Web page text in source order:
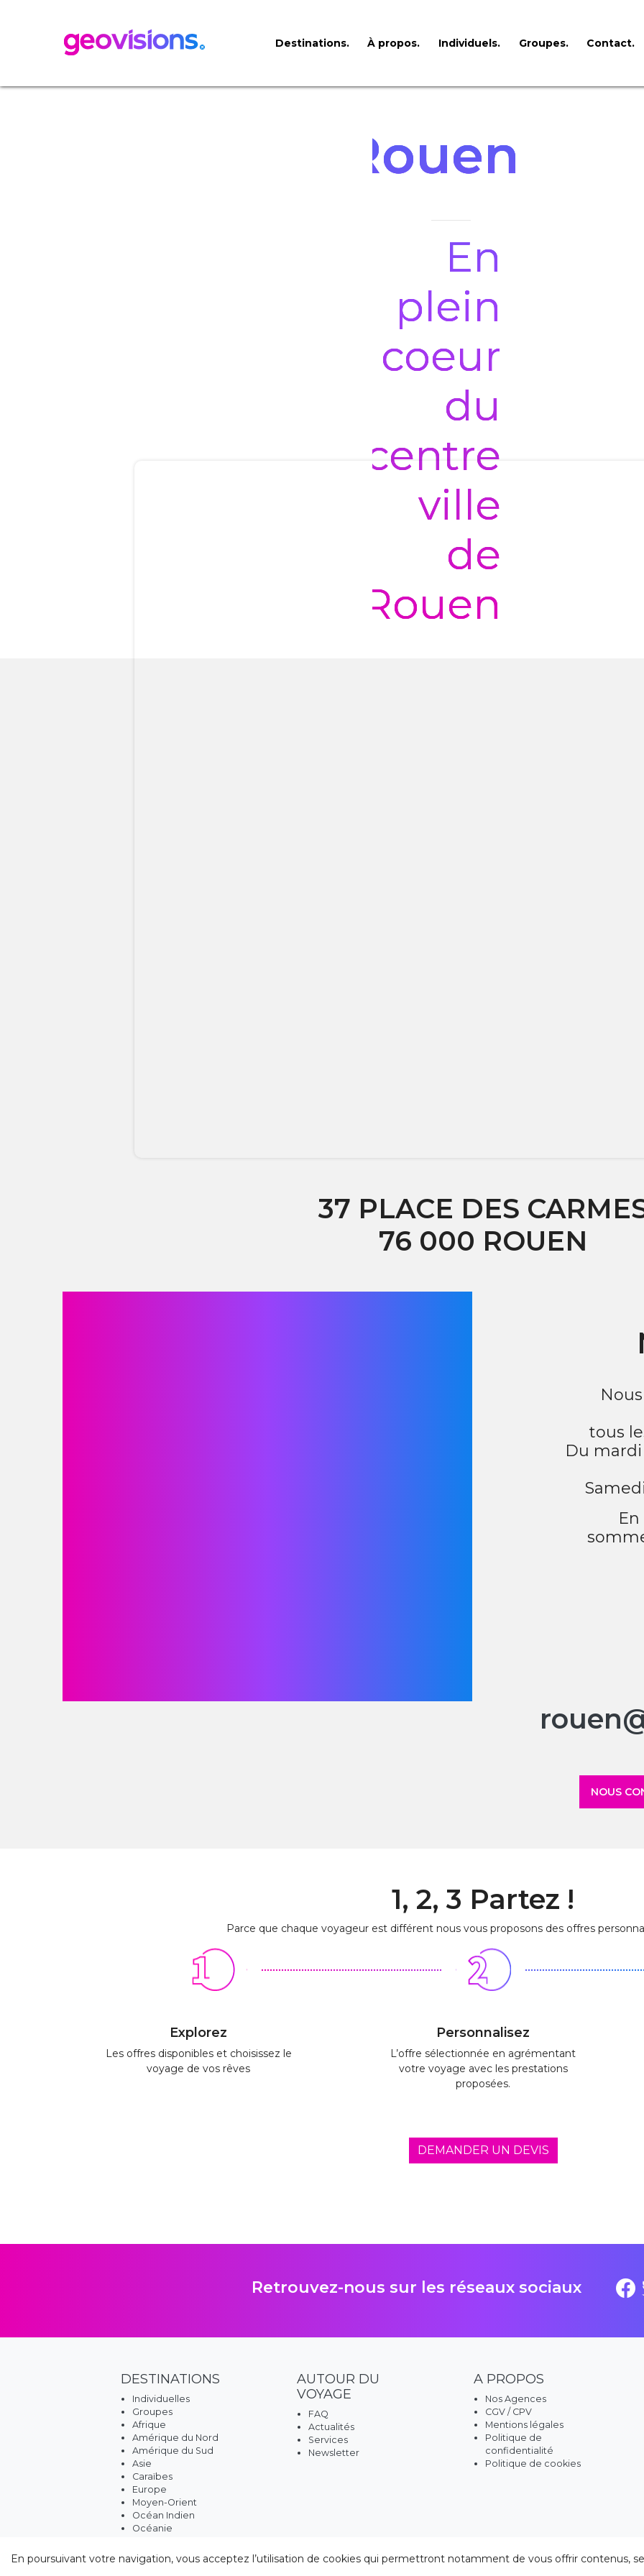
Destinations. À propos. Individuels. Groupes. Contact.
Rouen
En
plein
coeur
du
centre
ville
de
Rouen
37 PLACE DES
76 000 ROUEN
tous
Du
NOUS
1, 2, 3 Partez !
Parce que chaque voyageur est différent nous vous proposons des offres
Explorez
Les offres disponibles et choisissez le
voyage de vos rêves
Personnalisez
L’offre sélectionnée en agrémentant
votre voyage avec les prestations
proposées.
DEMANDER UN DEVIS
Retrouvez-nous sur les réseaux sociaux
DESTINATIONS
Individuelles
Groupes
Afrique
Amérique du Nord
Amérique du Sud
Asie
Caraïbes
Europe
Moyen-Orient
Océan Indien
Océanie
AUTOUR DU
VOYAGE
FAQ
Actualités
Services
Newsletter
A PROPOS
Nos Agences
CGV / CPV
Mentions légales
Politique de
confidentialité
Politique de cookies
En poursuivant votre navigation, vous acceptez l’utilisation de cookies qui permettront notamment de vous offrir contenus,